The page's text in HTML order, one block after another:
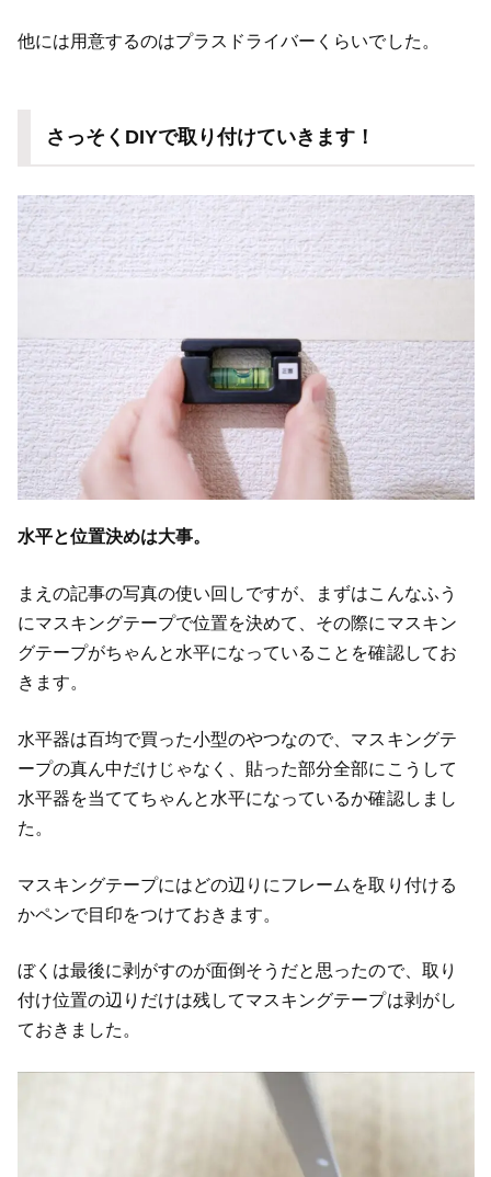
他には用意するのはプラスドライバーくらいでした。
さっそくDIYで取り付けていきます！
水平と位置決めは大事。
まえの記事の写真の使い回しですが、まずはこんなふう
にマスキングテープで位置を決めて、その際にマスキン
グテープがちゃんと水平になっていることを確認してお
きます。
水平器は百均で買った小型のやつなので、マスキングテ
ープの真ん中だけじゃなく、貼った部分全部にこうして
水平器を当ててちゃんと水平になっているか確認しまし
た。
マスキングテープにはどの辺りにフレームを取り付ける
かペンで目印をつけておきます。
ぼくは最後に剥がすのが面倒そうだと思ったので、取り
付け位置の辺りだけは残してマスキングテープは剥がし
ておきました。